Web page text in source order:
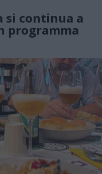
si continua a
programma